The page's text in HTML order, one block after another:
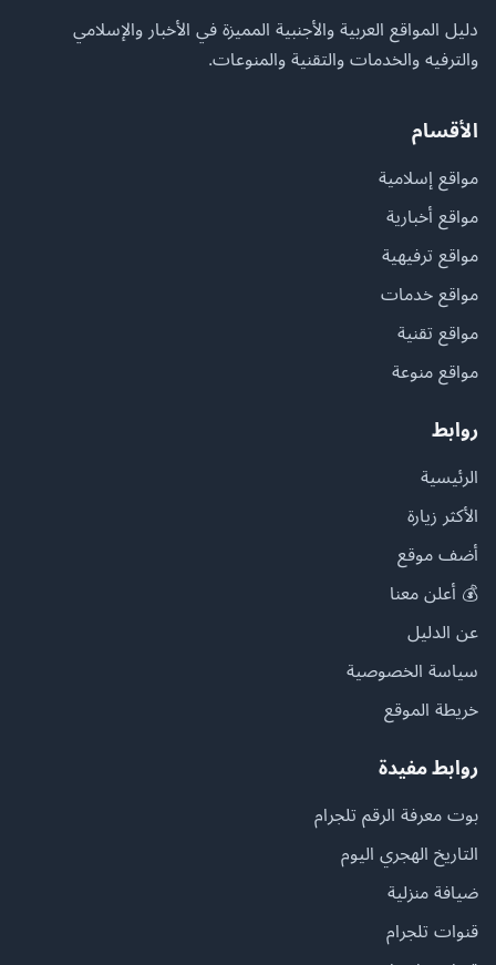
دليل المواقع العربية والأجنبية المميزة في الأخبار والإسلامي
والترفيه والخدمات والتقنية والمنوعات.
الأقسام
مواقع إسلامية
مواقع أخبارية
مواقع ترفيهية
مواقع خدمات
مواقع تقنية
مواقع منوعة
روابط
الرئيسية
الأكثر زيارة
أضف موقع
💰 أعلن معنا
عن الدليل
سياسة الخصوصية
خريطة الموقع
روابط مفيدة
بوت معرفة الرقم تلجرام
التاريخ الهجري اليوم
ضيافة منزلية
قنوات تلجرام